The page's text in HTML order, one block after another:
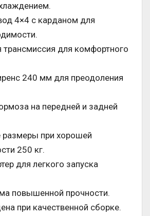
4×4 с карданом для
трансмиссия для комфортного
240 мм для преодоления
на передней и задней
при хорошей
250 кг.
для легкого запуска
повышенной прочности.
при качественной сборке.